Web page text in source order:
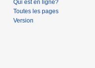
Qui est en ligne?
Toutes les pages
Version